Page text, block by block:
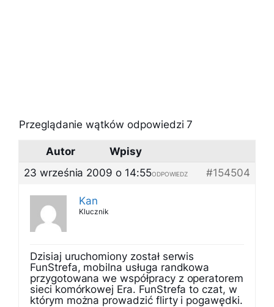
Przeglądanie wątków odpowiedzi 7
Autor
Wpisy
23 września 2009 o 14:55
#154504
ODPOWIEDZ
Kan
Klucznik
Dzisiaj uruchomiony został serwis
FunStrefa, mobilna usługa randkowa
przygotowana we współpracy z operatorem
sieci komórkowej Era. FunStrefa to czat, w
którym można prowadzić flirty i pogawędki.